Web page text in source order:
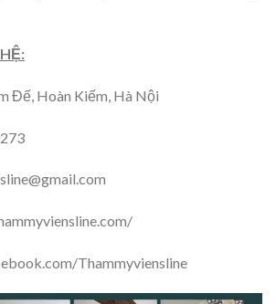
Đế, Hoàn Kiếm, Hà Nội
Thammyviensline